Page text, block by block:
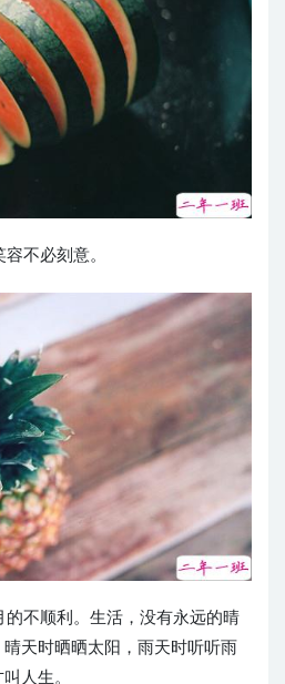
不必刻意。
不顺利。生活，没有永远的晴
天时晒晒太阳，雨天时听听雨
人生。